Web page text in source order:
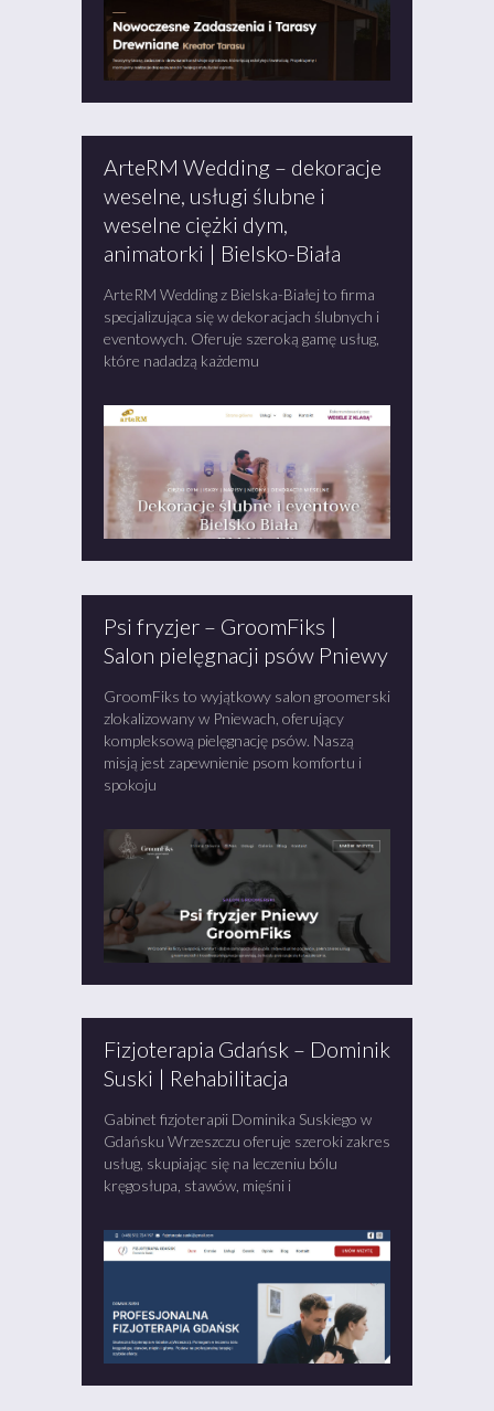
ArteRM Wedding – dekoracje
weselne, usługi ślubne i
weselne ciężki dym,
animatorki | Bielsko-Biała
ArteRM Wedding z Bielska-Białej to firma
specjalizująca się w dekoracjach ślubnych i
eventowych. Oferuje szeroką gamę usług,
które nadadzą każdemu
Psi fryzjer – GroomFiks |
Salon pielęgnacji psów Pniewy
GroomFiks to wyjątkowy salon groomerski
zlokalizowany w Pniewach, oferujący
kompleksową pielęgnację psów. Naszą
misją jest zapewnienie psom komfortu i
spokoju
Fizjoterapia Gdańsk – Dominik
Suski | Rehabilitacja
Gabinet fizjoterapii Dominika Suskiego w
Gdańsku Wrzeszczu oferuje szeroki zakres
usług, skupiając się na leczeniu bólu
kręgosłupa, stawów, mięśni i